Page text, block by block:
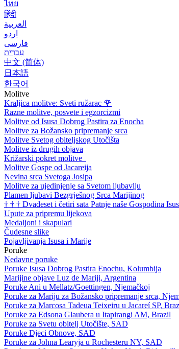
ไทย
हिंदी
العربية
اردو
فارسی
עִברִית
中文 (简体)
日本語
한국어
Molitve
Kraljica molitve: Sveti ružarac 🌹
Razne molitve, posvete i egzorcizmi
Molitve od Isusa Dobrog Pastira za Enocha
Molitve za Božansko pripremanje srca
Molitve Svetog obiteljskog Utočišta
Molitve iz drugih objava
Križarski pokret molitve
Molitve Gospe od Jacareija
Nevina srca Svetoga Josipa
Molitve za ujedinjenje sa Svetom ljubavlju
Plamen ljubavi Bezgrješnog Srca Marijinog
† † † Dvadeset i četiri sata Patnje naše Gospodina
Upute za pripremu lijekova
Medaljoni i skapulari
Čudesne slike
Pojavljivanja Isusa i Marije
Poruke
Nedavne poruke
Poruke Isusa Dobrog Pastira Enochu, Kolumbija
Marijine objave Luz de Mariji, Argentina
Poruke Ani u Mellatz/Goettingen, Njemačkoj
Poruke za Mariju za Božansko pripremanje srca,
Poruke za Marcosa Tadeua Teixeiru u Jacareí SP,
Poruke za Edsona Glaubera u Itapirangi AM, Brazil
Poruke za Svetu obitelj Utočište, SAD
Poruke Djeci Obnove, SAD
Poruke za Johna Learyja u Rochesteru NY, SAD